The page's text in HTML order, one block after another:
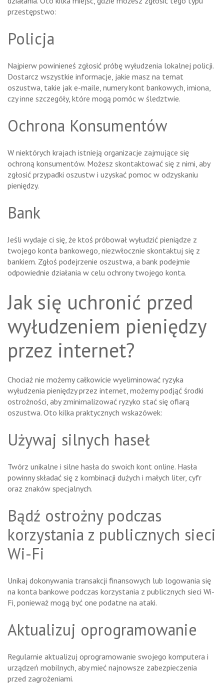
przestępstwo:
Policja
Najpierw powinieneś zgłosić próbę wyłudzenia lokalnej policji.
Dostarcz wszystkie informacje, jakie masz na temat
oszustwa, takie jak e-maile, numery kont bankowych, imiona,
czy inne szczegóły, które mogą pomóc w śledztwie.
Ochrona Konsumentów
W niektórych krajach istnieją organizacje zajmujące się
ochroną konsumentów. Możesz skontaktować się z nimi, aby
zgłosić przypadki oszustw i uzyskać pomoc w odzyskaniu
pieniędzy.
Bank
Jeśli wydaje ci się, że ktoś próbował wyłudzić pieniądze z
twojego konta bankowego, niezwłocznie skontaktuj się z
bankiem. Zgłoś podejrzenie oszustwa, a bank podejmie
odpowiednie działania w celu ochrony twojego konta.
Jak się uchronić przed
wyłudzeniem pieniędzy
przez internet?
Chociaż nie możemy całkowicie wyeliminować ryzyka
wyłudzenia pieniędzy przez internet, możemy podjąć środki
ostrożności, aby zminimalizować ryzyko stać się ofiarą
oszustwa. Oto kilka praktycznych wskazówek:
Używaj silnych haseł
Twórz unikalne i silne hasła do swoich kont online. Hasła
powinny składać się z kombinacji dużych i małych liter, cyfr
oraz znaków specjalnych.
Bądź ostrożny podczas
korzystania z publicznych sieci
Wi-Fi
Unikaj dokonywania transakcji finansowych lub logowania się
na konta bankowe podczas korzystania z publicznych sieci Wi-
Fi, ponieważ mogą być one podatne na ataki.
Aktualizuj oprogramowanie
Regularnie aktualizuj oprogramowanie swojego komputera i
urządzeń mobilnych, aby mieć najnowsze zabezpieczenia
przed zagrożeniami.